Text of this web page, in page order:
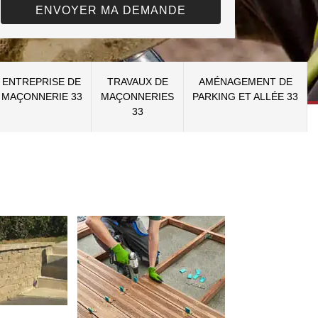
ENTREPRISE DE
MAÇONNERIE 33
TRAVAUX DE
MAÇONNERIES
33
AMÉNAGEMENT DE
PARKING ET ALLÉE 33